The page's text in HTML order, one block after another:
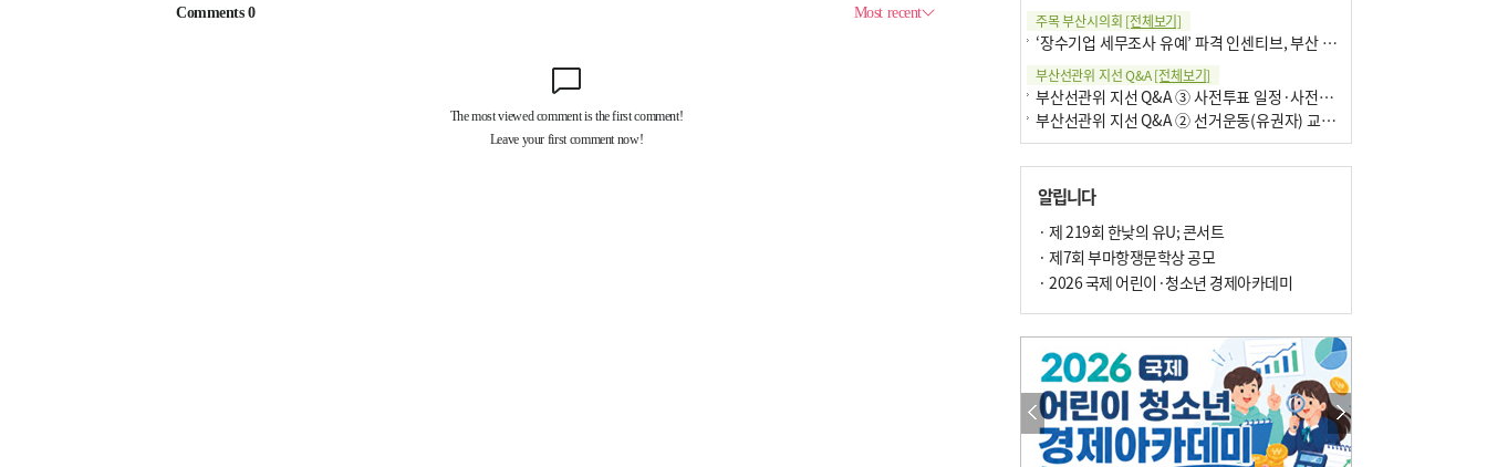
주목 부산시의회 [전체보기]
‘장수기업 세무조사 유예’ 파격 인센티브, 부산 유출 막을까
부산선관위 지선 Q&A[전체보기]
부산선관위 지선 Q&A ③ 사전투표 일정·사전투표함 보관
부산선관위 지선 Q&A ② 선거운동(유권자) 교육감투표용지
알립니다
· 제 219회 한낮의 유U; 콘서트
· 제7회 부마항쟁문학상 공모
· 2026 국제 어린이·청소년 경제아카데미